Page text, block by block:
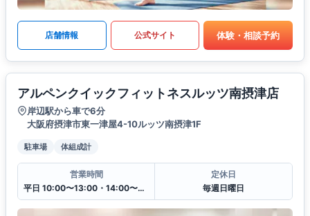
店舗情報 公式サイト 体験・相談予約
アルペンクイックフィットネスルッツ南摂津店
岸辺駅から車で6分
大阪府摂津市東一津屋4-10ルッツ南摂津1F
駐車場 体組成計
営業時間
平日 10:00〜13:00・14:00〜20:00
定休日
毎週日曜日